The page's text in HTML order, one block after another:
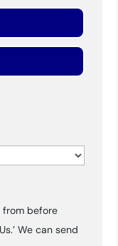
from before
We can send